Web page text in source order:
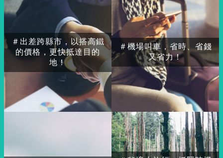
＃出差跨縣市，以搭高鐵
的價格，更快抵達目的
地！
＃機場叫車，省時、省錢
又省力！